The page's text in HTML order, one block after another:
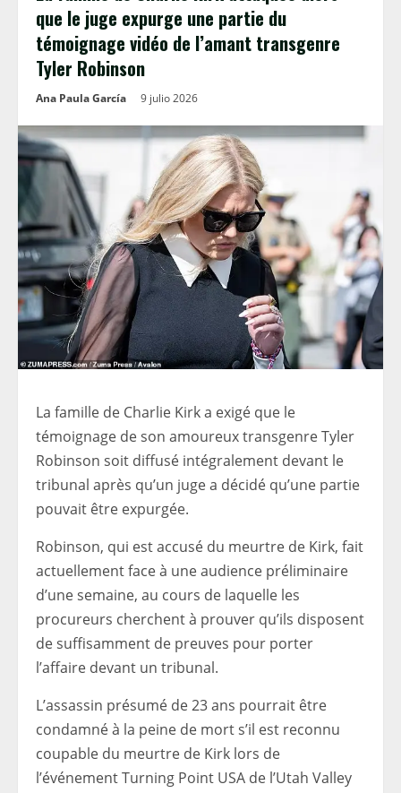
que le juge expurge une partie du
témoignage vidéo de l’amant transgenre
Tyler Robinson
Ana Paula García 9 julio 2026
La famille de Charlie Kirk a exigé que le
témoignage de son amoureux transgenre Tyler
Robinson soit diffusé intégralement devant le
tribunal après qu’un juge a décidé qu’une partie
pouvait être expurgée.
Robinson, qui est accusé du meurtre de Kirk, fait
actuellement face à une audience préliminaire
d’une semaine, au cours de laquelle les
procureurs cherchent à prouver qu’ils disposent
de suffisamment de preuves pour porter
l’affaire devant un tribunal.
L’assassin présumé de 23 ans pourrait être
condamné à la peine de mort s’il est reconnu
coupable du meurtre de Kirk lors de
l’événement Turning Point USA de l’Utah Valley